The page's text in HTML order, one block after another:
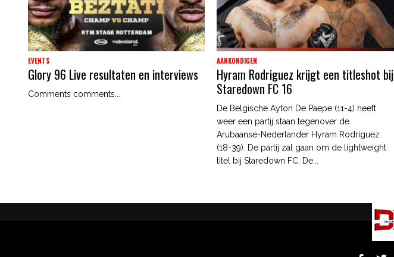
EVENTS
Glory 96 Live resultaten en interviews
Comments comments...
AANKONDIGEN
Hyram Rodriguez krijgt een titleshot bij
Staredown FC 16
De Belgische Ayton De Paepe (11-4) heeft
weer een partij staan tegenover de
Arubaanse-Nederlander Hyram Rodriguez
(18-39). De partij zal gaan om de lightweight
titel bij Staredown FC. De...